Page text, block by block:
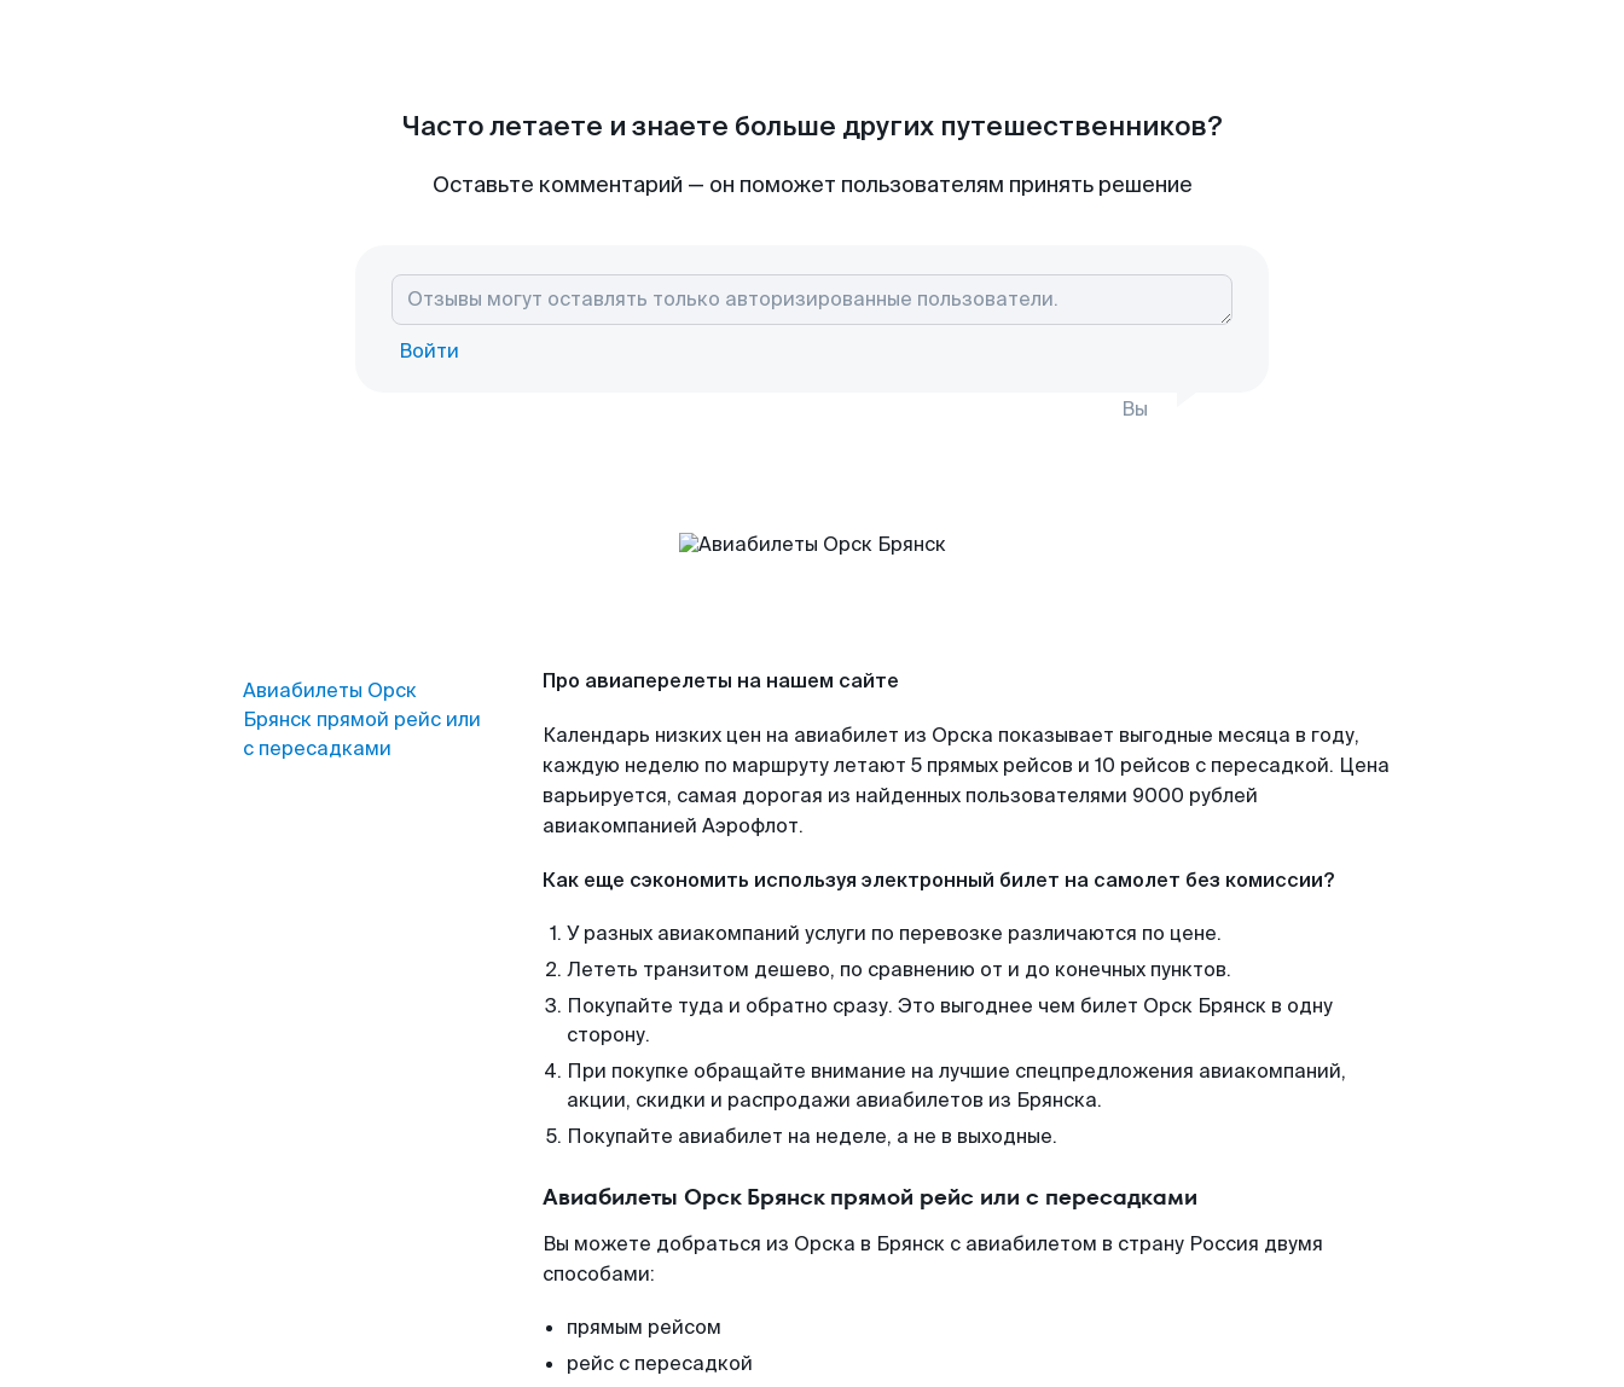
Часто летаете и знаете больше других путешественников?
Оставьте комментарий — он поможет пользователям принять решение
Войти
Вы
Авиабилеты Орск
Брянск прямой рейс или
с пересадками
Про авиаперелеты на нашем сайте
Календарь низких цен на авиабилет из Орска показывает выгодные месяца в году,
каждую неделю по маршруту летают 5 прямых рейсов и 10 рейсов с пересадкой. Цена
варьируется, самая дорогая из найденных пользователями 9000 рублей
авиакомпанией Аэрофлот.
Как еще сэкономить используя электронный билет на самолет без комиссии?
У разных авиакомпаний услуги по перевозке различаются по цене.
Лететь транзитом дешево, по сравнению от и до конечных пунктов.
Покупайте туда и обратно сразу. Это выгоднее чем билет Орск Брянск в одну
сторону.
При покупке обращайте внимание на лучшие спецпредложения авиакомпаний,
акции, скидки и распродажи авиабилетов из Брянска.
Покупайте авиабилет на неделе, а не в выходные.
Авиабилеты Орск Брянск прямой рейс или с пересадками
Вы можете добраться из Орска в Брянск с авиабилетом в страну Россия двумя
способами:
прямым рейсом
рейс с пересадкой